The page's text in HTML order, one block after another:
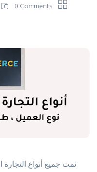
0 Comments